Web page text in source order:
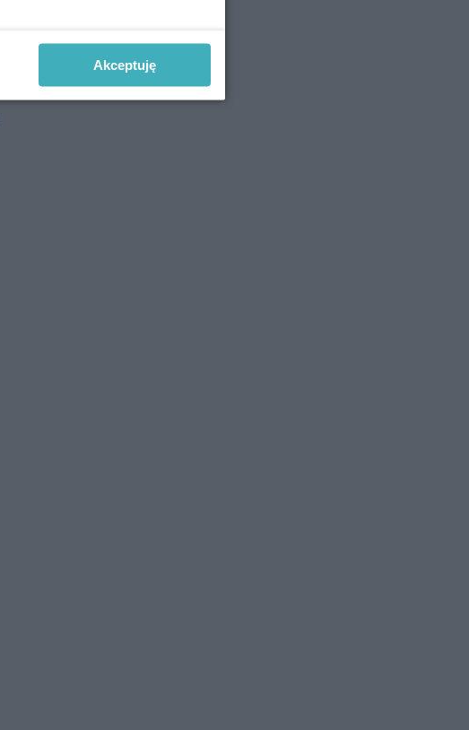
Akceptuję